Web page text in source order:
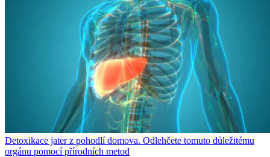
Detoxikace jater z pohodlí domova. Odlehčete tomuto důležitému
orgánu pomocí přírodních metod